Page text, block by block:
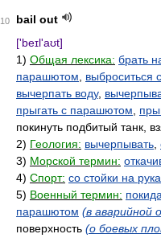
10
bail out
['beɪl'aʊt]
1) Общая лексика: брать
парашютом
выброситься
вычерпать воду,
прыгать с парашютом
покинуть подбитый танк,
2) Геология: вычерпывать
3) Морской термин:
4) Спорт: со стойки на
5) Военный термин:
парашютом (в аварийной
поверхность (о боевых